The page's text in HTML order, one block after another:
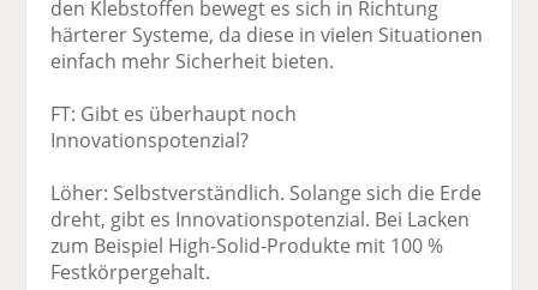
den Klebstoffen bewegt es sich in Richtung
härterer Systeme, da diese in vielen Situationen
einfach mehr Sicherheit bieten.
FT: Gibt es überhaupt noch
Innovationspotenzial?
Löher: Selbstverständlich. Solange sich die Erde
dreht, gibt es Innovationspotenzial. Bei Lacken
zum Beispiel High-Solid-Produkte mit 100 %
Festkörpergehalt.